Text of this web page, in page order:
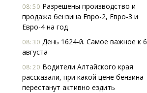
08:50 Разрешены производство и
продажа бензина Евро-2, Евро-3 и
Евро-4 на год
08:30 День 1624-й. Самое важное к 6
августа
08:20 Водители Алтайского края
рассказали, при какой цене бензина
перестанут активно ездить